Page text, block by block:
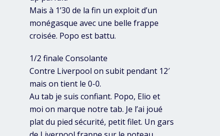
Mais à 1’30 de la fin un exploit d’un
monégasque avec une belle frappe
croisée. Popo est battu.
1/2 finale Consolante
Contre Liverpool on subit pendant 12′
mais on tient le 0-0.
Au tab je suis confiant. Popo, Elio et
moi on marque notre tab. Je l’ai joué
plat du pied sécurité, petit filet. Un gars